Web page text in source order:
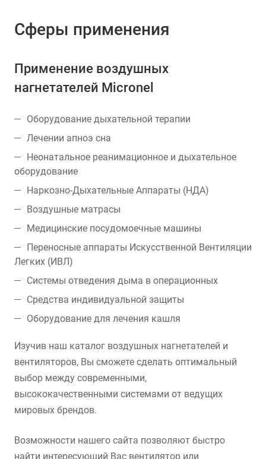
Сферы применения
Применение воздушных
нагнетателей Micronel
Оборудование дыхательной терапии
Лечении апноэ сна
Неонатальное реанимационное и дыхательное
оборудование
Наркозно-Дыхательные Аппараты (НДА)
Воздушные матрасы
Медицинские посудомоечные машины
Переносные аппараты Искусственной Вентиляции
Легких (ИВЛ)
Системы отведения дыма в операционных
Средства индивидуальной защиты
Оборудование для лечения кашля
Изучив наш каталог воздушных нагнетателей и
вентиляторов, Вы сможете сделать оптимальный
выбор между современными,
высококачественными системами от ведущих
мировых брендов.
Возможности нашего сайта позволяют быстро
найти интересующий Вас вентилятор или